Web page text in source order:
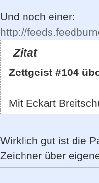
Und noch einer:
http://
Zitat
Zettgeist #104
Mit Eckart
Wirklich gut ist die
Zeichner über